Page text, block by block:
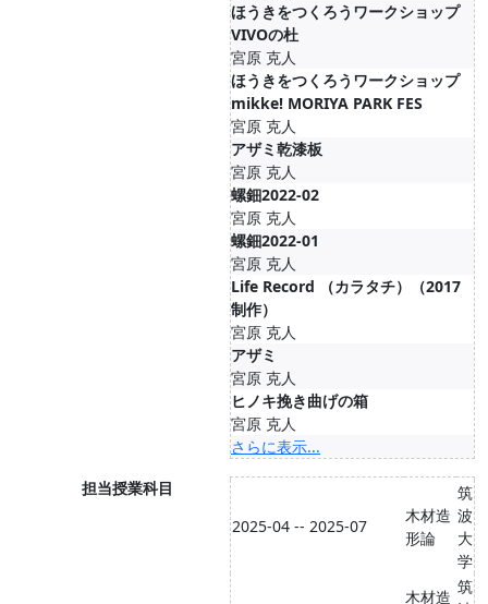
ほうきをつくろうワークショップ
VIVOの杜
宮原 克人
ほうきをつくろうワークショップ
mikke! MORIYA PARK FES
宮原 克人
アザミ乾漆板
宮原 克人
螺鈿2022-02
宮原 克人
螺鈿2022-01
宮原 克人
Life Record （カラタチ）（2017
制作）
宮原 克人
アザミ
宮原 克人
ヒノキ挽き曲げの箱
宮原 克人
さらに表示...
担当授業科目
2025-04 -- 2025-07
木材造
形論
筑
波
大
学
木材造
筑